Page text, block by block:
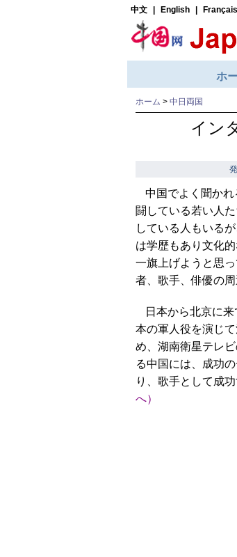
ホーム > 中日両国
イン
中国でよく聞か
闘している若い人
している人もいる
は学歴もあり文化
一旗上げようと思
者、歌手、俳優の
日本から北京に
本の軍人役を演じ
め、湖南衛星テレ
る中国には、成功
り、歌手として成
へ）